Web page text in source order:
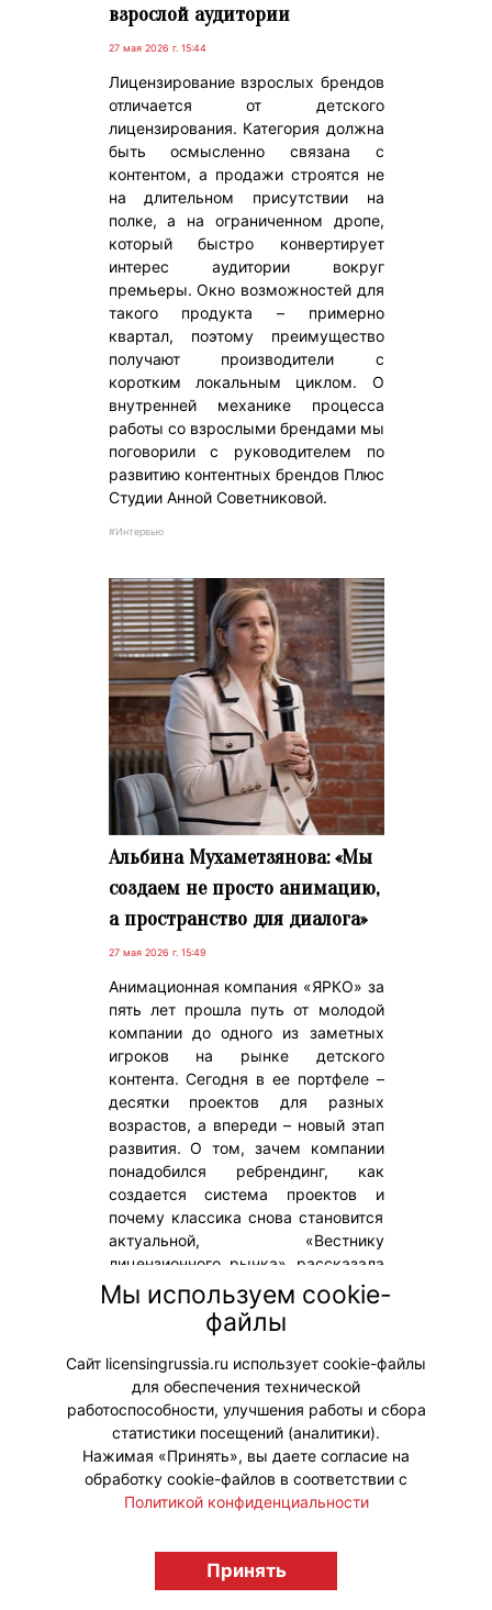
взрослой аудитории
27 мая 2026 г. 15:44
Лицензирование взрослых брендов
отличается от детского
лицензирования. Категория должна
быть осмысленно связана с
контентом, а продажи строятся не
на длительном присутствии на
полке, а на ограниченном дропе,
который быстро конвертирует
интерес аудитории вокруг
премьеры. Окно возможностей для
такого продукта – примерно
квартал, поэтому преимущество
получают производители с
коротким локальным циклом. О
внутренней механике процесса
работы со взрослыми брендами мы
поговорили с руководителем по
развитию контентных брендов Плюс
Студии Анной Советниковой.
#Интервью
Альбина Мухаметзянова: «Мы
создаем не просто анимацию,
а пространство для диалога»
27 мая 2026 г. 15:49
Анимационная компания «ЯРКО» за
пять лет прошла путь от молодой
компании до одного из заметных
игроков на рынке детского
контента. Сегодня в ее портфеле –
десятки проектов для разных
возрастов, а впереди – новый этап
развития. О том, зачем компании
понадобился ребрендинг, как
создается система проектов и
почему классика снова становится
актуальной, «Вестнику
лицензионного рынка» рассказала
Альбина
Мухаметзянова, генеральный
директор и генеральный продюсер
компании.
#Интервью
licensingrussia.ru, 2009-2026 12+
Мы используем cookie-
файлы
Сайт licensingrussia.ru использует cookie-файлы
для обеспечения технической
работоспособности, улучшения работы и сбора
статистики посещений (аналитики).
Нажимая «Принять», вы даете согласие на
обработку cookie-файлов в соответствии с
Политикой конфиденциальности
Принять